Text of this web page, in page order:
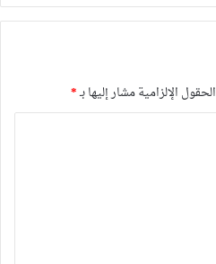
الحقول الإلزامية مشار إليها بـ*